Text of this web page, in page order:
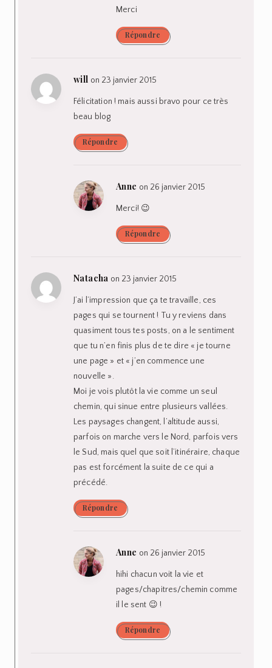
Merci
Répondre
will on 23 janvier 2015
Félicitation ! mais aussi bravo pour ce très
beau blog
Répondre
Anne on 26 janvier 2015
Merci! 😉
Répondre
Natacha on 23 janvier 2015
J’ai l’impression que ça te travaille, ces
pages qui se tournent ! Tu y reviens dans
quasiment tous tes posts, on a le sentiment
que tu n’en finis plus de te dire « je tourne
une page » et « j’en commence une
nouvelle ».
Moi je vois plutôt la vie comme un seul
chemin, qui sinue entre plusieurs vallées.
Les paysages changent, l’altitude aussi,
parfois on marche vers le Nord, parfois vers
le Sud, mais quel que soit l’itinéraire, chaque
pas est forcément la suite de ce qui a
précédé.
Répondre
Anne on 26 janvier 2015
hihi chacun voit la vie et
pages/chapitres/chemin comme
il le sent 😉 !
Répondre